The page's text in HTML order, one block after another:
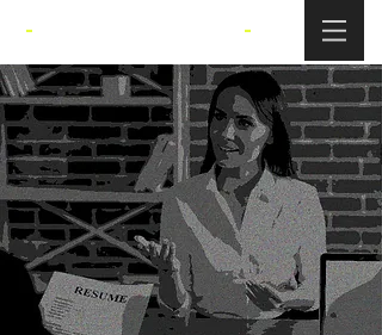
- -